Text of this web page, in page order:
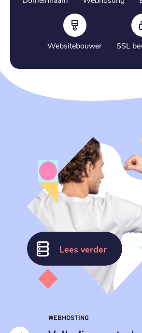
Websitebouwer SSL
Lees verder
WEBHOSTING